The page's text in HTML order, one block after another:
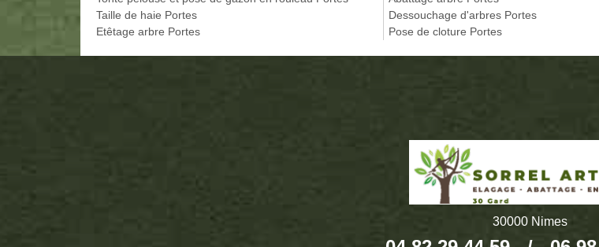
Taille de haie Portes
Etêtage arbre Portes
Dessouchage d'arbres Portes
Pose de cloture Portes
30000 Nimes